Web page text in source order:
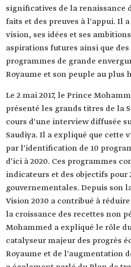
significatives de la renaissance
faits et des preuves à l'appui. Il
vision, ses idées et ses
aspirations futures ainsi que des
programmes de grande
Royaume et son peuple au plus
Le 2 mai 2017, le Prince
présenté les grands titres de la
cours d'une interview diffusée
Saudiya. Il a expliqué que cette
par l'identification de 10
d'ici à 2020. Ces programmes
indicateurs et des objectifs pour
gouvernementales. Depuis son
Vision 2030 a contribué à
la croissance des recettes non
Mohammed a expliqué le rôle
catalyseur majeur des progrès
Royaume et de l'augmentation